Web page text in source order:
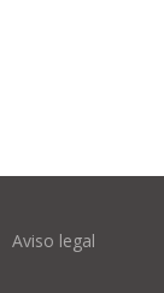
Aviso legal